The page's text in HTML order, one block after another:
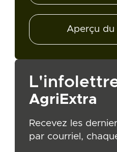
Aperçu du
AgriExtra
Recevez les
par courriel,